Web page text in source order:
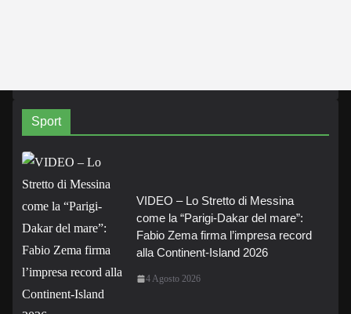
Sport
VIDEO – Lo Stretto di Messina
come la “Parigi-Dakar del mare”:
Fabio Zema firma l’impresa record
alla Continent-Island 2026
4 Agosto 2026